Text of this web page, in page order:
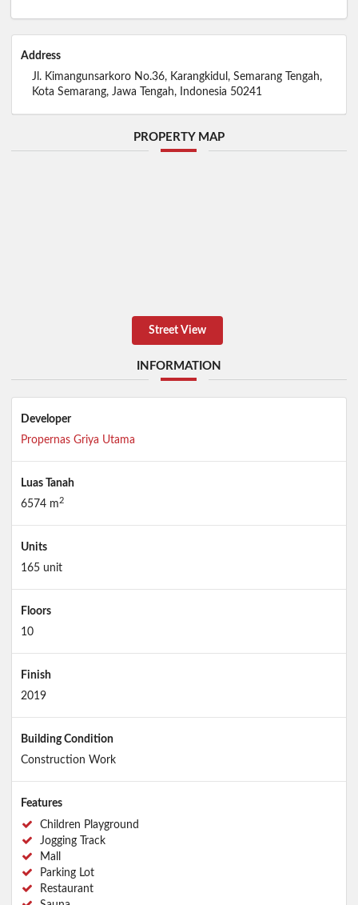
Address
Jl. Kimangunsarkoro No.36, Karangkidul, Semarang Tengah,
Kota Semarang, Jawa Tengah, Indonesia 50241
PROPERTY MAP
Street View
INFORMATION
Developer
Propernas Griya Utama
Luas Tanah
6574 m 2
Units
165 unit
Floors
10
Finish
2019
Building Condition
Construction Work
Features
Children Playground
Jogging Track
Mall
Parking Lot
Restaurant